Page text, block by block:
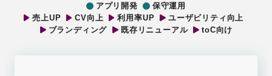
アプリ開発
保守運用
売上UP
CV向上 利用率UP
ユーザビリティ向上
ブランディング
既存リニューアル toC向け